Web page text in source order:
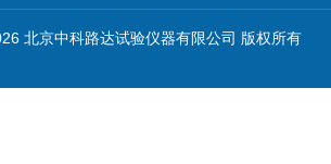
北京中科路达试验仪器有限公司 版权所有